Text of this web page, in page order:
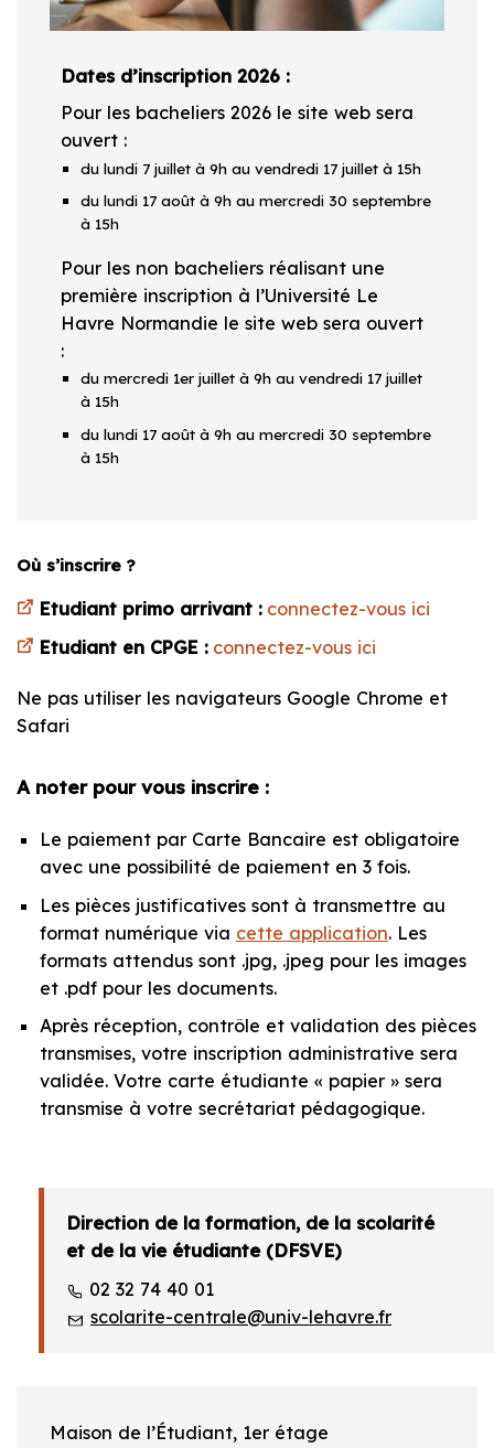
Direction de la formation, de la scolarité
et de la vie étudiante (DFSVE)
02 32 74 40 01
scolarite-centrale@univ-lehavre.fr
Maison de l’Étudiant, 1er étage
Dates d’inscription 2026 :
Pour les bacheliers 2026 le site web sera
ouvert :
du lundi 7 juillet à 9h au vendredi 17 juillet à 15h
du lundi 17 août à 9h au mercredi 30 septembre
à 15h
Pour les non bacheliers réalisant une
première inscription à l’Université Le
Havre Normandie le site web sera ouvert
:
du mercredi 1er juillet à 9h au vendredi 17 juillet
à 15h
du lundi 17 août à 9h au mercredi 30 septembre
à 15h
Où s’inscrire ?
Etudiant primo arrivant : connectez-vous ici
Etudiant en CPGE : connectez-vous ici
Ne pas utiliser les navigateurs Google Chrome et
Safari
A noter pour vous inscrire :
Le paiement par Carte Bancaire est obligatoire
avec une possibilité de paiement en 3 fois.
Les pièces justificatives sont à transmettre au
format numérique via cette application. Les
formats attendus sont .jpg, .jpeg pour les images
et .pdf pour les documents.
Après réception, contrôle et validation des pièces
transmises, votre inscription administrative sera
validée. Votre carte étudiante « papier » sera
transmise à votre secrétariat pédagogique.